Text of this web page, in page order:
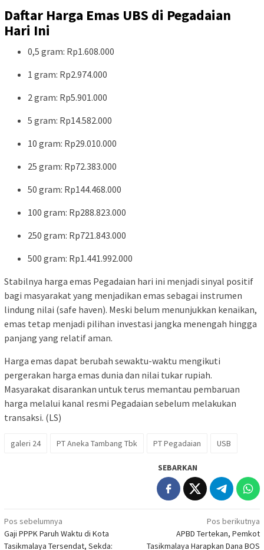
Daftar Harga Emas UBS di Pegadaian
Hari Ini
0,5 gram: Rp1.608.000
1 gram: Rp2.974.000
2 gram: Rp5.901.000
5 gram: Rp14.582.000
10 gram: Rp29.010.000
25 gram: Rp72.383.000
50 gram: Rp144.468.000
100 gram: Rp288.823.000
250 gram: Rp721.843.000
500 gram: Rp1.441.992.000
Stabilnya harga emas Pegadaian hari ini menjadi sinyal positif
bagi masyarakat yang menjadikan emas sebagai instrumen
lindung nilai (safe haven). Meski belum menunjukkan kenaikan,
emas tetap menjadi pilihan investasi jangka menengah hingga
panjang yang relatif aman.
Harga emas dapat berubah sewaktu-waktu mengikuti
pergerakan harga emas dunia dan nilai tukar rupiah.
Masyarakat disarankan untuk terus memantau pembaruan
harga melalui kanal resmi Pegadaian sebelum melakukan
transaksi. (LS)
galeri 24 PT Aneka Tambang Tbk PT Pegadaian USB
SEBARKAN
Navigasi
pos
Pos sebelumnya
Gaji PPPK Paruh Waktu di Kota
Tasikmalaya Tersendat, Sekda:
Pos berikutnya
APBD Tertekan, Pemkot
Tasikmalaya Harapkan Dana BOS